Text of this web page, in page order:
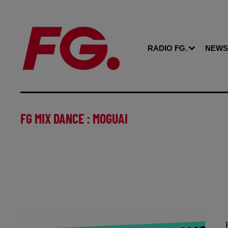
RADIO FG. NEWS
FG MIX DANCE : MOGUAI